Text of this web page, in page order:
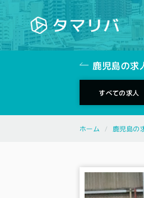
鹿児島の求
すべての求人
ホーム 鹿児島の